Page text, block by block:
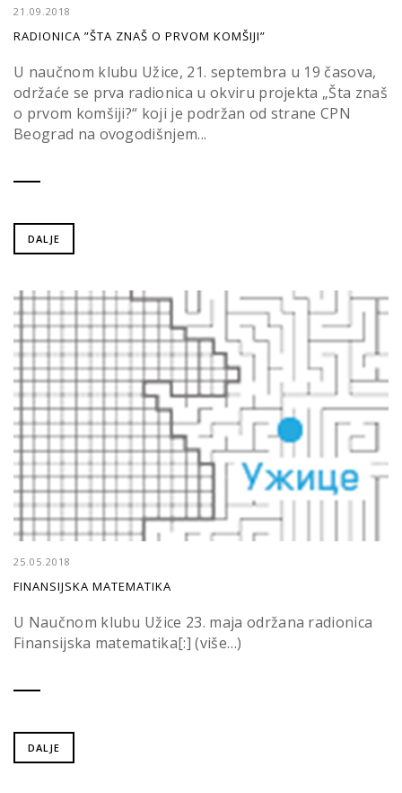
21.09.2018
RADIONICA ”ŠTA ZNAŠ O PRVOM KOMŠIJI”
U naučnom klubu Užice, 21. septembra u 19 časova,
održaće se prva radionica u okviru projekta „Šta znaš
o prvom komšiji?“ koji je podržan od strane CPN
Beograd na ovogodišnjem...
DALJE
25.05.2018
FINANSIJSKA MATEMATIKA
U Naučnom klubu Užice 23. maja održana radionica
Finansijska matematika[:] (više…)
DALJE